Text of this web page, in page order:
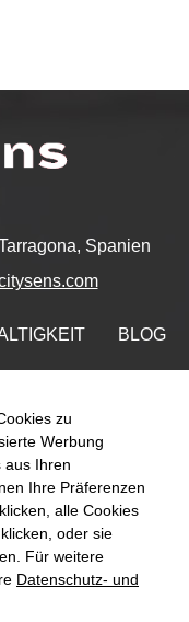
Spanien
BLOG
der
0
zu
Werbung
aus Ihren
Ihre Präferenzen
alle Cookies
oder sie
Für weitere
Datenschutz- und